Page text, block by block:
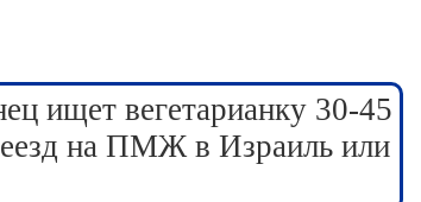
ищет вегетарианку 30-45
на ПМЖ в Израиль или